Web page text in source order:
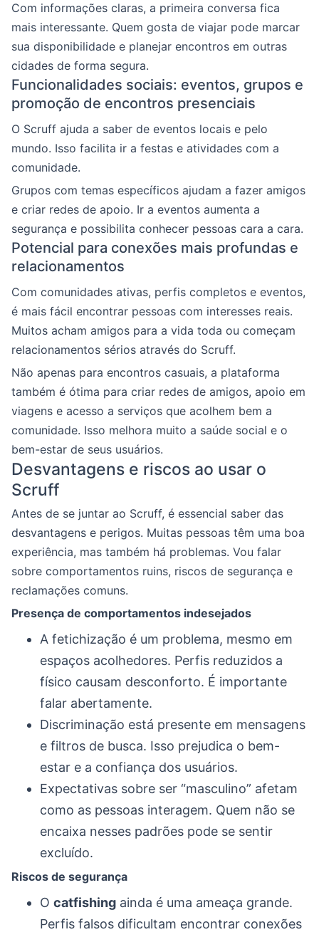
Com informações claras, a primeira conversa fica
mais interessante. Quem gosta de viajar pode marcar
sua disponibilidade e planejar encontros em outras
cidades de forma segura.
Funcionalidades sociais: eventos, grupos e
promoção de encontros presenciais
O Scruff ajuda a saber de eventos locais e pelo
mundo. Isso facilita ir a festas e atividades com a
comunidade.
Grupos com temas específicos ajudam a fazer amigos
e criar redes de apoio. Ir a eventos aumenta a
segurança e possibilita conhecer pessoas cara a cara.
Potencial para conexões mais profundas e
relacionamentos
Com comunidades ativas, perfis completos e eventos,
é mais fácil encontrar pessoas com interesses reais.
Muitos acham amigos para a vida toda ou começam
relacionamentos sérios através do Scruff.
Não apenas para encontros casuais, a plataforma
também é ótima para criar redes de amigos, apoio em
viagens e acesso a serviços que acolhem bem a
comunidade. Isso melhora muito a saúde social e o
bem-estar de seus usuários.
Desvantagens e riscos ao usar o
Scruff
Antes de se juntar ao Scruff, é essencial saber das
desvantagens e perigos. Muitas pessoas têm uma boa
experiência, mas também há problemas. Vou falar
sobre comportamentos ruins, riscos de segurança e
reclamações comuns.
Presença de comportamentos indesejados
A fetichização é um problema, mesmo em
espaços acolhedores. Perfis reduzidos a
físico causam desconforto. É importante
falar abertamente.
Discriminação está presente em mensagens
e filtros de busca. Isso prejudica o bem-
estar e a confiança dos usuários.
Expectativas sobre ser “masculino” afetam
como as pessoas interagem. Quem não se
encaixa nesses padrões pode se sentir
excluído.
Riscos de segurança
O catfishing ainda é uma ameaça grande.
Perfis falsos dificultam encontrar conexões